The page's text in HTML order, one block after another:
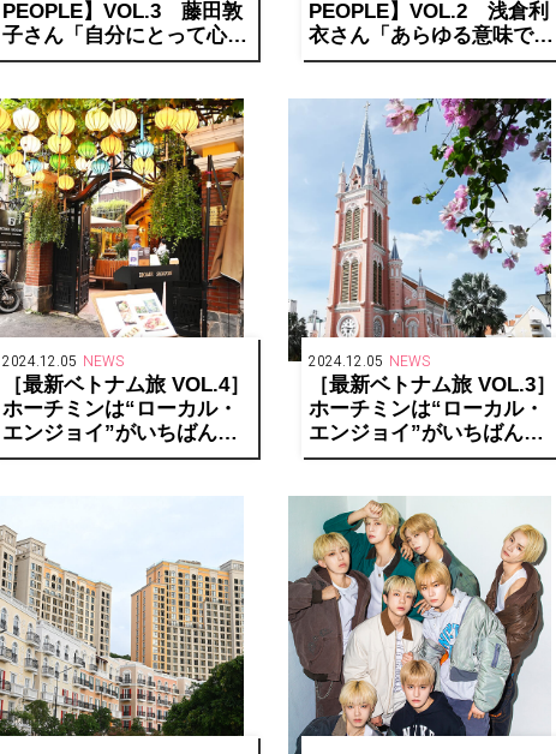
PEOPLE】VOL.3 藤田敦
子さん「自分にとって心地
よい、バランスのとりかた
PEOPLE】VOL.2 浅倉利
衣さん「あらゆる意味で、
循環することが大切。すベ
2024.12.05 NEWS
［最新ベトナム旅 VOL.4］
ホーチミンは“ローカル・
エンジョイ”がいちばん楽
しい！
2024.12.05 NEWS
［最新ベトナム旅 VOL.3］
ホーチミンは“ローカル・
エンジョイ”がいちばん楽
しい！